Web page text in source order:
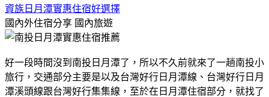
資族日月潭實惠住宿好選擇
國內外住宿分享 國內旅遊
好一段時間沒到南投日月潭了，所以不久前就來了一趟南投小
旅行，交通部分主要是以及台灣好行日月潭線、台灣好行日月
潭溪頭線跟台灣好行集集線，至於在日月潭住宿部分，就找了